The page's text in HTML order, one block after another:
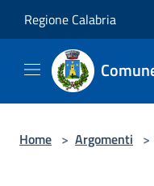
Regione Calabria
Home > Argomenti >